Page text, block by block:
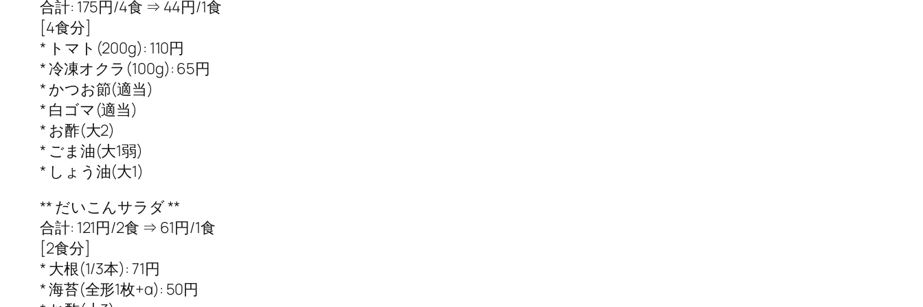
合計: 175円/4食 ⇒ 44円/1食
[4食分]
* トマト(200g): 110円
* 冷凍オクラ(100g): 65円
* かつお節(適当)
* 白ゴマ(適当)
* お酢(大2)
* ごま油(大1弱)
* しょう油(大1)
** だいこんサラダ **
合計: 121円/2食 ⇒ 61円/1食
[2食分]
* 大根(1/3本): 71円
* 海苔(全形1枚+α): 50円